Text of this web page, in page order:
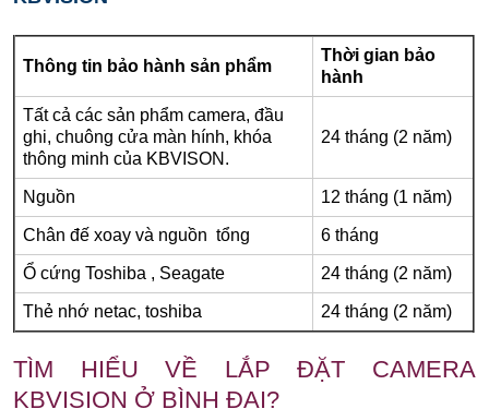
Thông tin bảo hành sản phẩm
Thời gian bảo
hành
Tất cả các sản phẩm camera, đầu
ghi, chuông cửa màn hính, khóa
thông minh của KBVISON.
24 tháng (2 năm)
Nguồn 12 tháng (1 năm)
Chân đế xoay và nguồn tổng 6 tháng
Ổ cứng Toshiba , Seagate 24 tháng (2 năm)
Thẻ nhớ netac, toshiba 24 tháng (2 năm)
TÌM HIỂU VỀ LẮP ĐẶT CAMERA
KBVISION Ở BÌNH ĐẠI?